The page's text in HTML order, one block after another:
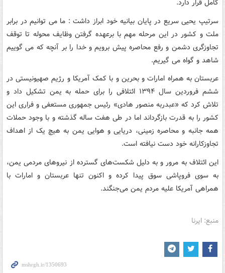
کامل قرار دارد.
سرتیپ یحیی سریع در پایان بیانیه خود ابراز داشت : ما می توانیم در برابر
ملت و کشور در این مرحله مهم با برعهده گرفتن وظایف محوله تا توقف
تجاوزگری دشمن و رفع محاصره پیش برویم و خدا را بر آنچه که می گوییم
شاهد و گواه می گیریم.
عربستان به همراه امارات و بحرین و با کمک آمریکا و رژیم صهیونیستی در
ششم فروردین سال ۱۳۹۴ ائتلافی را برای حمله به یمن تشکیل داد و
تلاش کرد که «عبدربه منصور هادی» رئیس جمهوری مستعفی و فراری این
کشور را به قدرت بازگرداند اما در طی هفت ساله گذشته و با وجود حملات
همه جانبه و محاصره زمینی، دریایی و هوایی یمن به هیچ ‌یک از اهداف
تجاوزکارانه خود دست نیافته است.
این ائتلاف به مرور و به دلیل شکست‌های گسترده از نیروهای مردمی یمن،
به سوی فروپاشی سوق پیدا کرده و اکنون تنها عربستان و امارات با
همراهی آمریکا علیه مردم یمن می‌جنگند.
منبع: ایرنا